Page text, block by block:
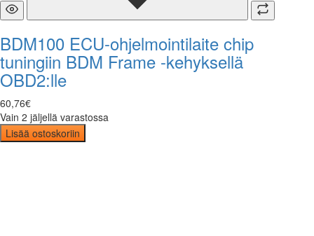
BDM100 ECU-ohjelmointilaite chip
tuningiin BDM Frame -kehyksellä
OBD2:lle
60,76€
Vain 2 jäljellä varastossa
Lisää ostoskoriin